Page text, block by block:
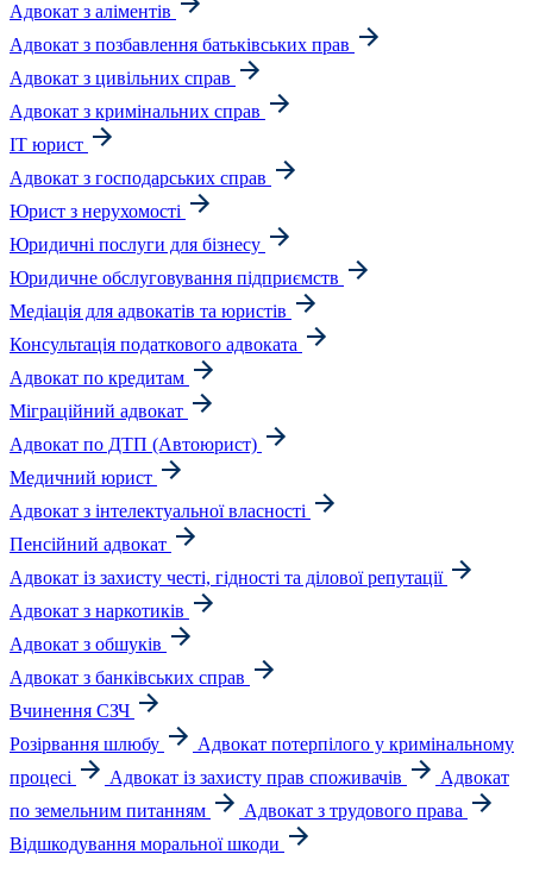
Адвокат з аліментів
Адвокат з позбавлення батьківських прав
Адвокат з цивільних справ
Адвокат з кримінальних справ
IT юрист
Адвокат з господарських справ
Юрист з нерухомості
Юридичні послуги для бізнесу
Юридичне обслуговування підприємств
Медіація для адвокатів та юристів
Консультація податкового адвоката
Адвокат по кредитам
Міграційний адвокат
Адвокат по ДТП (Автоюрист)
Медичний юрист
Адвокат з інтелектуальної власності
Пенсійний адвокат
Адвокат із захисту честі, гідності та ділової репутації
Адвокат з наркотиків
Адвокат з обшуків
Адвокат з банківських справ
Вчинення СЗЧ
Розірвання шлюбу
Адвокат потерпілого у кримінальному
процесі
Адвокат із захисту прав споживачів
Адвокат
по земельним питанням
Адвокат з трудового права
Відшкодування моральної шкоди